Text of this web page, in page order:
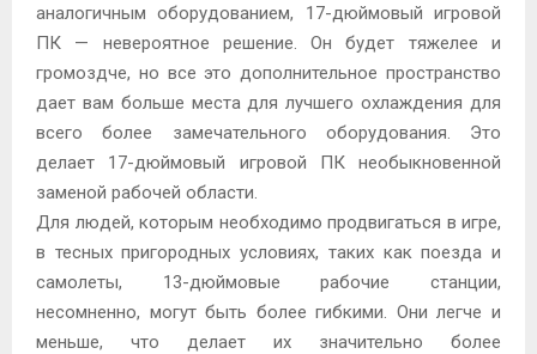
аналогичным оборудованием, 17-дюймовый игровой
ПК — невероятное решение. Он будет тяжелее и
громоздче, но все это дополнительное пространство
дает вам больше места для лучшего охлаждения для
всего более замечательного оборудования. Это
делает 17-дюймовый игровой ПК необыкновенной
заменой рабочей области.
Для людей, которым необходимо продвигаться в игре,
в тесных пригородных условиях, таких как поезда и
самолеты, 13-дюймовые рабочие станции,
несомненно, могут быть более гибкими. Они легче и
меньше, что делает их значительно более